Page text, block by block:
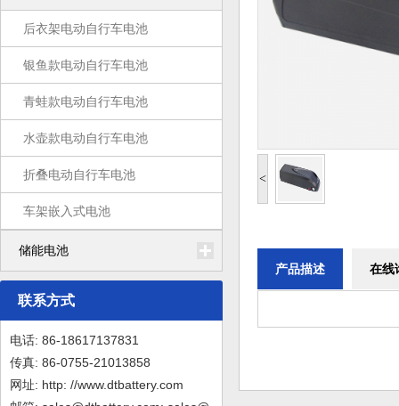
后衣架电动自行车电池
银鱼款电动自行车电池
青蛙款电动自行车电池
水壶款电动自行车电池
折叠电动自行车电池
车架嵌入式电池
储能电池
联系方式
电话: 86-18617137831
传真: 86-0755-21013858
网址: http: //www.dtbattery.com
<
产品描述 在线